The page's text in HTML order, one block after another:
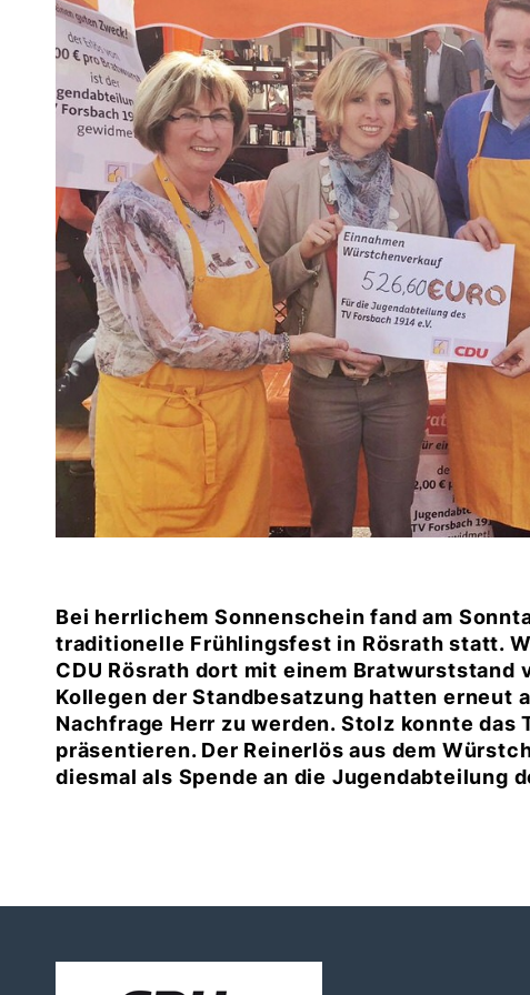
Bei herrlichem Sonnenschein fand am
traditionelle Frühlingsfest in Rösrath statt.
CDU Rösrath dort mit einem Bratwurststand
Kollegen der Standbesatzung hatten erneut
Nachfrage Herr zu werden. Stolz konnte das
präsentieren. Der Reinerlös aus dem
diesmal als Spende an die Jugendabteilung